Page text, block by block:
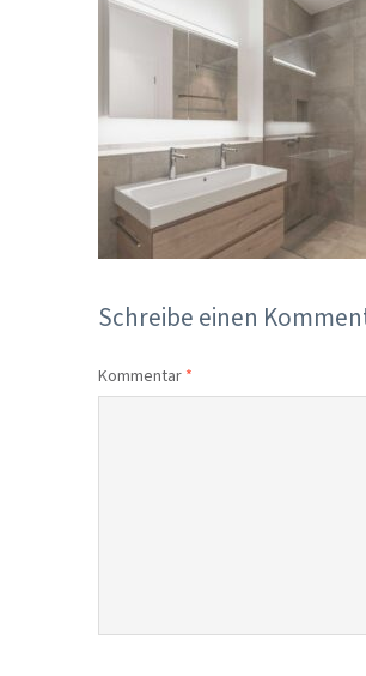
Schreibe einen
Kommentar *